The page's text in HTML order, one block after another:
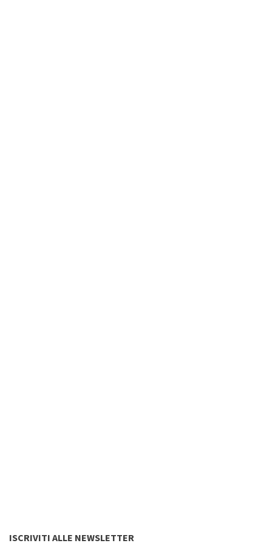
ISCRIVITI ALLE NEWSLETTER